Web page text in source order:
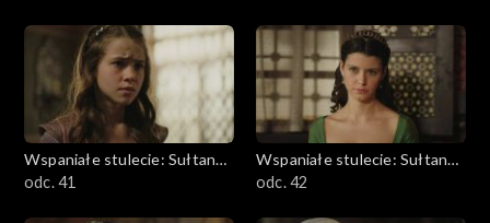
Wspaniałe stulecie: Sułtanka
Kösem
odc. 41
Wspaniałe stulecie: Sułtanka
Kösem
odc. 42